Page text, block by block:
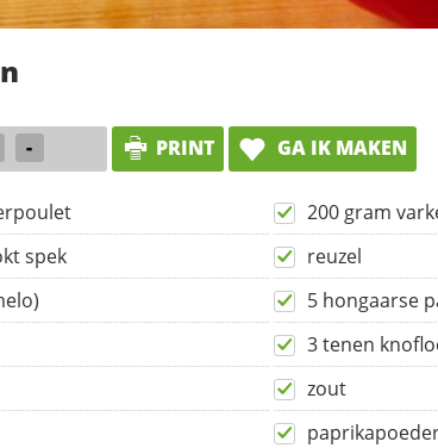
- PRINT GA IK MAKEN
200 gram
spek
reuzel
5 hongaarse
3 tenen
zout